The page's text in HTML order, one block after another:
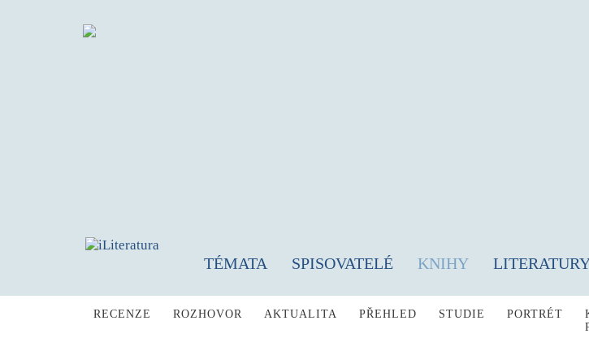
TÉMATA SPISOVATELÉ KNIHY
RECENZE ROZHOVOR AKTUALITA PŘEHLED STUDIE PORTRÉT